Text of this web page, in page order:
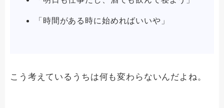
「時間がある時に始めればいいや」
こう考えているうちは何も変わらないんだよね。